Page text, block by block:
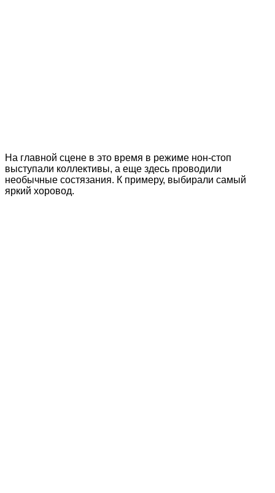
На главной сцене в это время в режиме нон-стоп
выступали коллективы, а еще здесь проводили
необычные состязания. К примеру, выбирали самый
яркий хоровод.